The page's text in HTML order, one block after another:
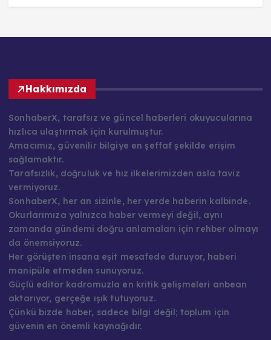
Hakkımızda
SonhaberX, tarafsız ve güncel haberleri okuyucularına
hızlıca ulaştırmak için kurulmuştur.
Amacımız, güvenilir bilgiye en şeffaf şekilde erişim
sağlamaktır.
Tarafsızlık, doğruluk ve hız ilkelerimizden asla taviz
vermiyoruz.
SonhaberX, her an sizinle, her yerde haberin kalbinde.
Okurlarımıza yalnızca haber vermeyi değil, aynı
zamanda gündemi doğru anlamaları için rehber olmayı
da önemsiyoruz.
Her görüşten insana eşit mesafede duruyor, haberi
manipüle etmeden sunuyoruz.
Güçlü editör kadromuzla en kritik gelişmeleri anbean
aktarıyor, gerçeğe ışık tutuyoruz.
Çünkü bizde haber, sadece bilgi değil; toplum için
güvenin en önemli kaynağıdır.